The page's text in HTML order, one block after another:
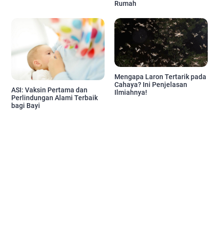
Rumah
ASI: Vaksin Pertama dan
Perlindungan Alami Terbaik
bagi Bayi
Mengapa Laron Tertarik pada
Cahaya? Ini Penjelasan
Ilmiahnya!